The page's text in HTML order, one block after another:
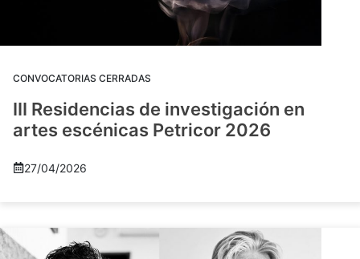
CONVOCATORIAS CERRADAS
III Residencias de investigación en
artes escénicas Petricor 2026
27/04/2026